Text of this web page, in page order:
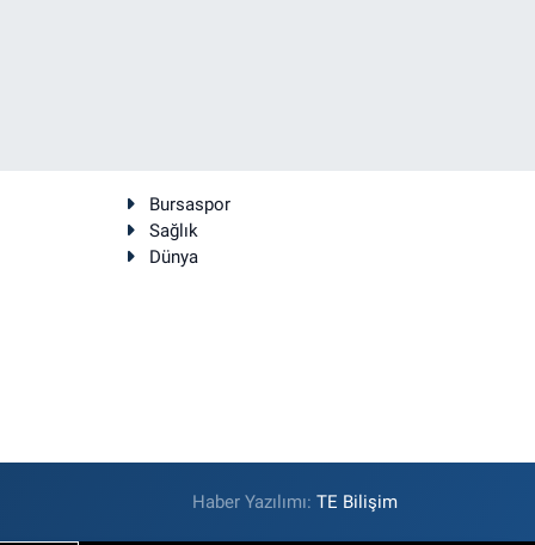
Bursaspor
Sağlık
Dünya
Haber Yazılımı:TE Bilişim